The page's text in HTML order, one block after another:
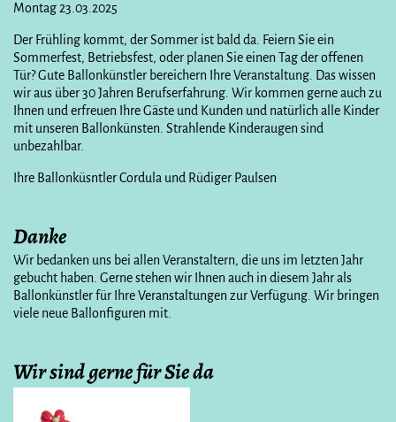
Montag 23.03.2025
Der Frühling kommt, der Sommer ist bald da. Feiern Sie ein
Sommerfest, Betriebsfest, oder planen Sie einen Tag der offenen
Tür? Gute Ballonkünstler bereichern Ihre Veranstaltung. Das wissen
wir aus über 30 Jahren Berufserfahrung. Wir kommen gerne auch zu
Ihnen und erfreuen Ihre Gäste und Kunden und natürlich alle Kinder
mit unseren Ballonkünsten. Strahlende Kinderaugen sind
unbezahlbar.
Ihre Ballonküsntler Cordula und Rüdiger Paulsen
Danke
Wir bedanken uns bei allen Veranstaltern, die uns im letzten Jahr
gebucht haben. Gerne stehen wir Ihnen auch in diesem Jahr als
Ballonkünstler für Ihre Veranstaltungen zur Verfügung. Wir bringen
viele neue Ballonfiguren mit.
Wir sind gerne für Sie da